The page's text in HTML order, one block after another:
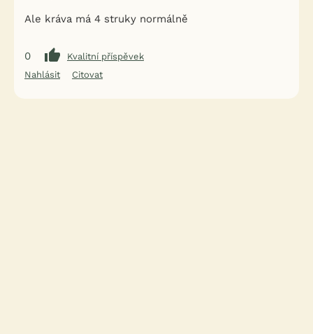
Ale kráva má 4 struky normálně
0
Kvalitní příspěvek
Nahlásit
Citovat